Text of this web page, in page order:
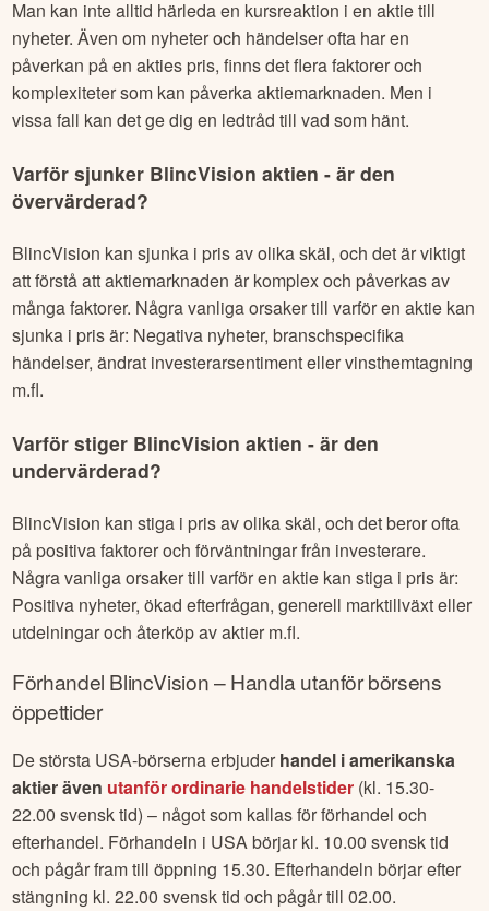
Man kan inte alltid härleda en kursreaktion i en aktie till
nyheter. Även om nyheter och händelser ofta har en
påverkan på en akties pris, finns det flera faktorer och
komplexiteter som kan påverka aktiemarknaden. Men i
vissa fall kan det ge dig en ledtråd till vad som hänt.
Varför sjunker BlincVision aktien - är den
övervärderad?
BlincVision kan sjunka i pris av olika skäl, och det är viktigt
att förstå att aktiemarknaden är komplex och påverkas av
många faktorer. Några vanliga orsaker till varför en aktie kan
sjunka i pris är: Negativa nyheter, branschspecifika
händelser, ändrat investerarsentiment eller vinsthemtagning
m.fl.
Varför stiger BlincVision aktien - är den
undervärderad?
BlincVision kan stiga i pris av olika skäl, och det beror ofta
på positiva faktorer och förväntningar från investerare.
Några vanliga orsaker till varför en aktie kan stiga i pris är:
Positiva nyheter, ökad efterfrågan, generell marktillväxt eller
utdelningar och återköp av aktier m.fl.
Förhandel BlincVision– Handla utanför börsens
öppettider
De största USA-börserna erbjuder handel i amerikanska
aktier även utanför ordinarie handelstider (kl. 15.30-
22.00 svensk tid) – något som kallas för förhandel och
efterhandel. Förhandeln i USA börjar kl. 10.00 svensk tid
och pågår fram till öppning 15.30. Efterhandeln börjar efter
stängning kl. 22.00 svensk tid och pågår till 02.00.